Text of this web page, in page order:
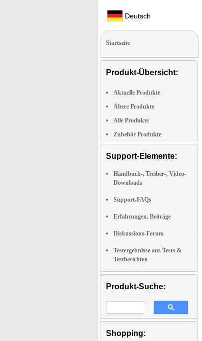
Deutsch
Startseite
Produkt-Übersicht:
Aktuelle Produkte
Ältere Produkte
Alle Produkte
Zubehör Produkte
Support-Elemente:
Handbuch-, Treiber-, Video-
Downloads
Support-FAQs
Erfahrungen, Beiträge
Diskussions-Forum
Testergebnisse aus Tests &
Testberichten
Produkt-Suche:
Shopping: